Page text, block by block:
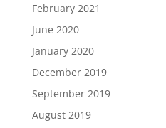
February 2021
June 2020
January 2020
December 2019
September 2019
August 2019